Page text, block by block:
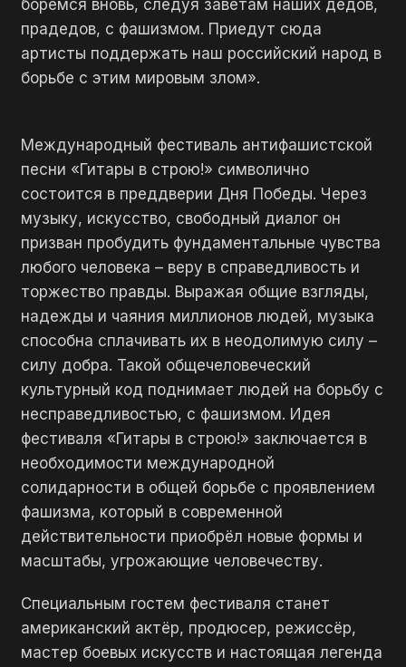
боремся вновь, следуя заветам наших дедов,
прадедов, с фашизмом. Приедут сюда
артисты поддержать наш российский народ в
борьбе с этим мировым злом».
Международный фестиваль антифашистской
песни «Гитары в строю!» символично
состоится в преддверии Дня Победы. Через
музыку, искусство, свободный диалог он
призван пробудить фундаментальные чувства
любого человека – веру в справедливость и
торжество правды. Выражая общие взгляды,
надежды и чаяния миллионов людей, музыка
способна сплачивать их в неодолимую силу –
силу добра. Такой общечеловеческий
культурный код поднимает людей на борьбу с
несправедливостью, с фашизмом. Идея
фестиваля «Гитары в строю!» заключается в
необходимости международной
солидарности в общей борьбе с проявлением
фашизма, который в современной
действительности приобрёл новые формы и
масштабы, угрожающие человечеству.
Специальным гостем фестиваля станет
американский актёр, продюсер, режиссёр,
мастер боевых искусств и настоящая легенда